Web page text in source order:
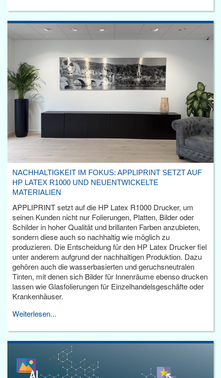
NACHHALTIGKEIT IM FOKUS: APPLIPRINT SETZT AUF
HP LATEX R1000 UND NEUENTWICKELTE
MATERIALIEN
APPLIPRINT setzt auf die HP Latex R1000 Drucker, um
seinen Kunden nicht nur Folierungen, Platten, Bilder oder
Schilder in hoher Qualität und brillanten Farben anzubieten,
sondern diese auch so nachhaltig wie möglich zu
produzieren. Die Entscheidung für den HP Latex Drucker fiel
unter anderem aufgrund der nachhaltigen Produktion. Dazu
gehören auch die wasserbasierten und geruchsneutralen
Tinten, mit denen sich Bilder für Innenräume ebenso drucken
lassen wie Glasfolierungen für Einzelhandelsgeschäfte oder
Krankenhäuser.
Weiterlesen...